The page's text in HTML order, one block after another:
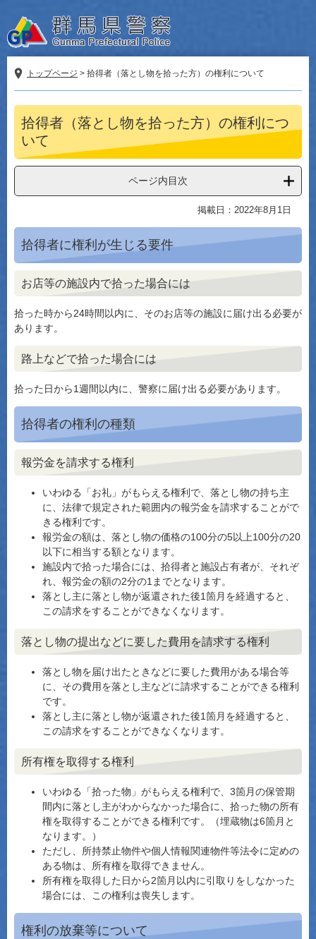
ー
ジ
の
ニ
ュ
ー
トップページ > 拾得者（落とし物を拾った方）の権利について
文拾得者（落とし物を拾った方）の権利につ
いて
ページ内目次
掲載日：2022年8月1日
拾得者に権利が生じる要件
お店等の施設内で拾った場合には
拾った時から24時間以内に、そのお店等の施設に届け出る必要が
あります。
路上などで拾った場合には
拾った日から1週間以内に、警察に届け出る必要があります。
拾得者の権利の種類
報労金を請求する権利
いわゆる「お礼」がもらえる権利で、落とし物の持ち主
に、法律で規定された範囲内の報労金を請求することがで
きる権利です。
報労金の額は、落とし物の価格の100分の5以上100分の20
以下に相当する額となります。
施設内で拾った場合には、拾得者と施設占有者が、それぞ
れ、報労金の額の2分の1までとなります。
落とし主に落とし物が返還された後1箇月を経過すると、
この請求をすることができなくなります。
落とし物の提出などに要した費用を請求する権利
落とし物を届け出たときなどに要した費用がある場合等
に、その費用を落とし主などに請求することができる権利
です。
落とし主に落とし物が返還された後1箇月を経過すると、
この請求をすることができなくなります。
所有権を取得する権利
いわゆる「拾った物」がもらえる権利で、3箇月の保管期
間内に落とし主がわからなかった場合に、拾った物の所有
権を取得することができる権利です。（埋蔵物は6箇月と
なります。）
ただし、所持禁止物件や個人情報関連物件等法令に定めの
ある物は、所有権を取得できません。
所有権を取得した日から2箇月以内に引取りをしなかった
場合には、この権利は喪失します。
権利の放棄等について